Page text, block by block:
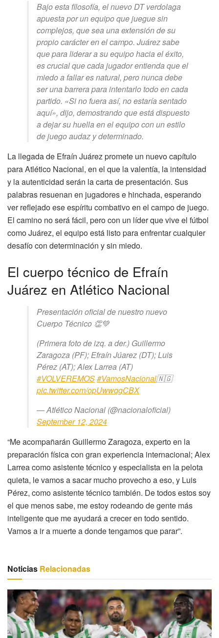
Bajo esta filosofía, el nuevo DT verdolaga
apuesta por un equipo que juegue sin
complejos, que sea una extensión de su
propio carácter en el campo. Juárez sabe
que para liderar a su equipo hacia el éxito,
es crucial que cada jugador entienda que el
miedo a fallar es natural, pero nunca debe
ser una barrera para intentarlo todo en cada
partido. «Si no fuera así, no estaría sentado
aquí», dijo, demostrando que está dispuesto
a dejar su huella en el equipo con un estilo
de juego audaz y determinado.
La llegada de Efraín Juárez promete un nuevo capítulo
para Atlético Nacional, en el que la valentía, la intensidad
y la autenticidad serán la carta de presentación. Sus
palabras resuenan en jugadores e hinchada, esperando
ver reflejado ese espíritu combativo en el campo de juego.
El camino no será fácil, pero con un líder que vive el fútbol
como Juárez, el equipo está listo para enfrentar cualquier
desafío con determinación y sin miedo.
El cuerpo técnico de Efraín
Juárez en Atlético Nacional
Presentación oficial de nuestro nuevo
Cuerpo Técnico 👏💚
(Primera foto de izq. a der.) Guillermo
Zaragoza (PF); Efraín Júarez (DT); Luis
Pérez (AT); Alex Larrea (AT)
#VOLVEREMOS#VamosNacional🇳🇬
pic.twitter.com/opUwwqgCBX
— Atlético Nacional (@nacionaloficial)
September 12, 2024
“Me acompañarán Guillermo Zaragoza, experto en la
preparación física con gran experiencia internacional; Alex
Larrea como asistente técnico y especialista en la pelota
quieta, le vamos a sacar mucho provecho a eso, y Luis
Pérez, como asistente técnico también. De todos estos soy
el que menos sabe, me estoy rodeando de gente más
inteligente que me ayudará a crecer en todo sentido.
Vamos a ir a muerte a donde tengamos que parar”.
Noticias Relacionadas